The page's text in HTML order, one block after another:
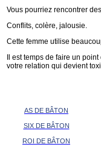
Vous pourriez rencontrer
Conflits, colère, jalousie.
Cette femme utilise
Il est temps de faire un
votre relation qui devient
AS DE BÂTON
SIX DE BÂTON
ROI DE BÂTON